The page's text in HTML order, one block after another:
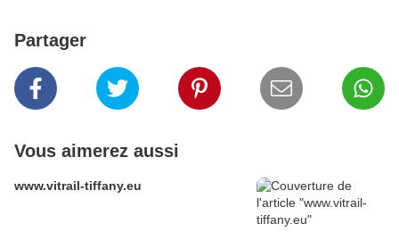
Partager
Vous aimerez aussi
www.vitrail-tiffany.eu